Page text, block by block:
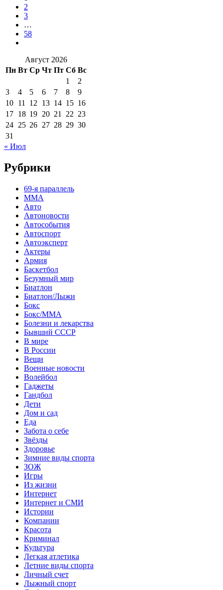
2
3
…
58
Август 2026
Пн Вт Ср Чт Пт Сб Вс
1
2
3
4 5 6 7 8
9
10 11 12 13 14 15 16
17 18 19 20 21 22 23
24 25 26 27 28 29 30
31
« Июл
Рубрики
69-я параллель
MMA
Авто
Автоновости
Автособытия
Автоспорт
Автоэксперт
Актеры
Армия
Баскетбол
Безумный мир
Биатлон
Биатлон/Лыжи
Бокс
Бокс/MMA
Болезни и лекарства
Бывший СССР
В мире
В России
Вещи
Военные новости
Волейбол
Гаджеты
Гандбол
Дети
Дом и сад
Еда
Забота о себе
Звёзды
Здоровье
Зимние виды спорта
ЗОЖ
Игры
Из жизни
Интернет
Интернет и СМИ
Истории
Компании
Красота
Криминал
Культура
Легкая атлетика
Летние виды спорта
Личный счет
Лыжный спорт